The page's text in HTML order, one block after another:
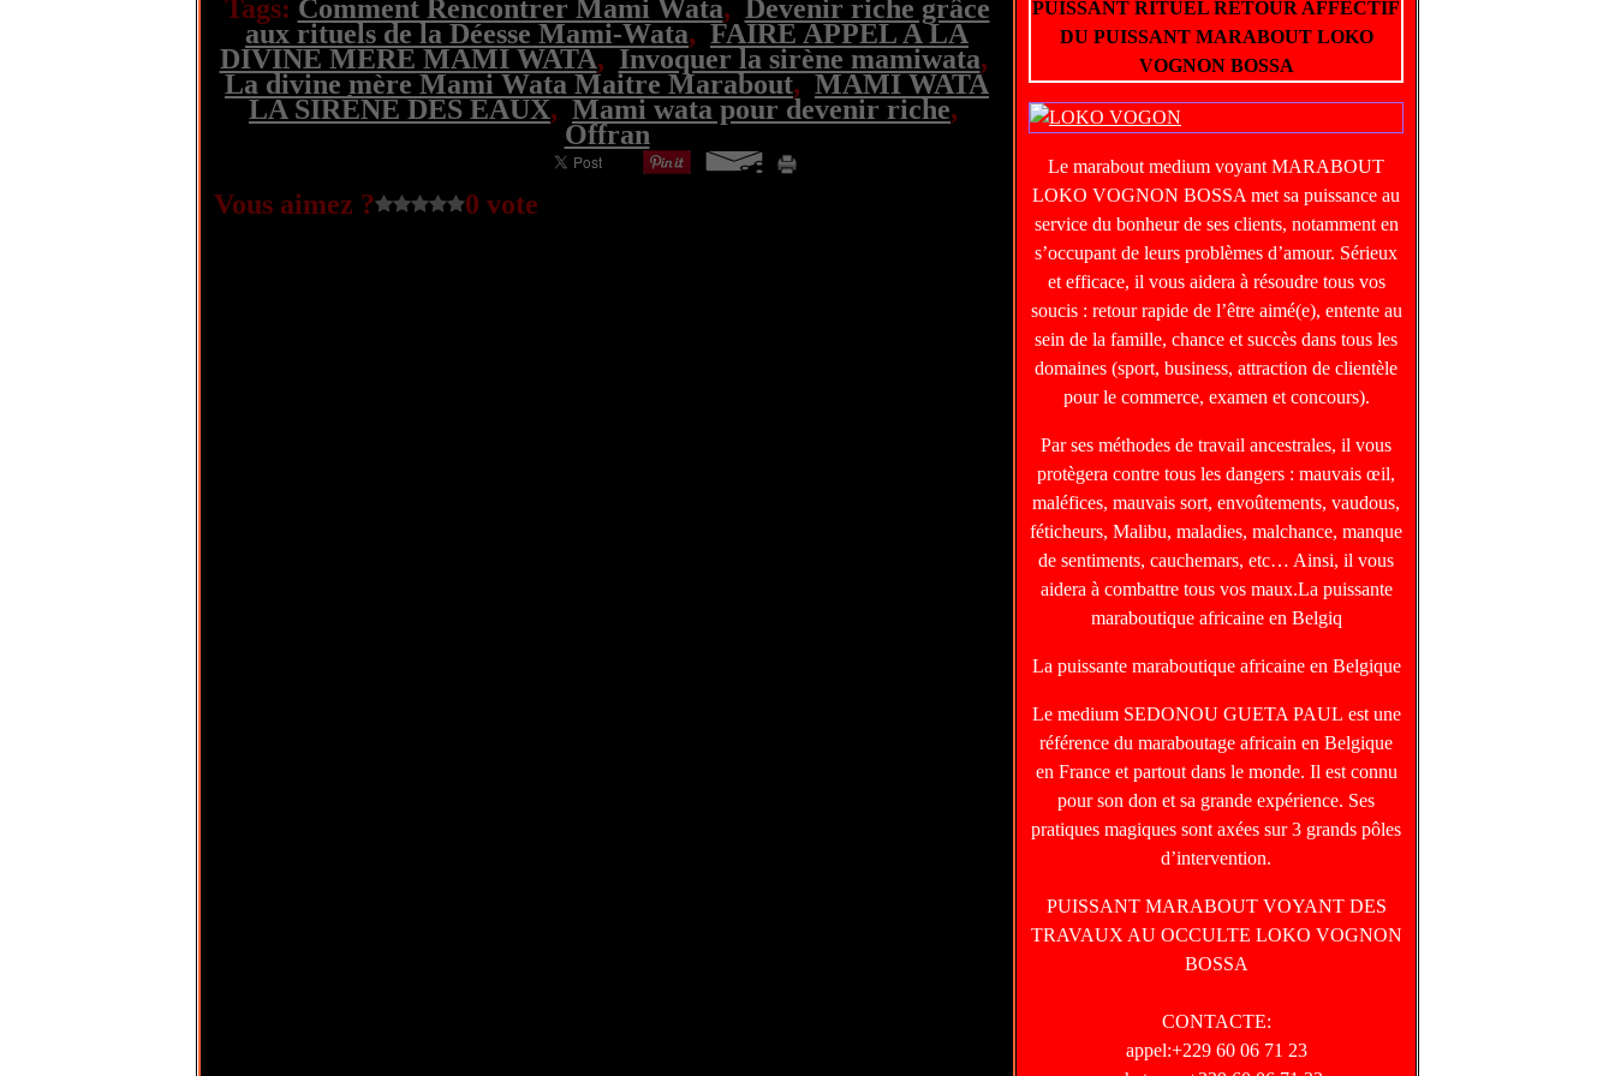
Tags: Comment Rencontrer Mami Wata,
Devenir riche grâce
aux rituels de la Déesse Mami-Wata,FAIRE APPEL A LA
DIVINE MERE MAMI WATA,Invoquer la sirène mamiwata,
La divine mère Mami Wata Maitre Marabout,MAMI WATA
LA SIRÈNE DES EAUX,Mami wata pour devenir riche,
Offran
Vous aimez ? 0 vote
PUISSANT RITUEL RETOUR AFFECTIF
DU PUISSANT MARABOUT LOKO
VOGNON BOSSA
Le marabout medium voyant MARABOUT
LOKO VOGNON BOSSA met sa puissance au
service du bonheur de ses clients, notamment en
s’occupant de leurs problèmes d’amour. Sérieux
et efficace, il vous aidera à résoudre tous vos
soucis : retour rapide de l’être aimé(e), entente au
sein de la famille, chance et succès dans tous les
domaines (sport, business, attraction de clientèle
pour le commerce, examen et concours).
Par ses méthodes de travail ancestrales, il vous
protègera contre tous les dangers : mauvais œil,
maléfices, mauvais sort, envoûtements, vaudous,
féticheurs, Malibu, maladies, malchance, manque
de sentiments, cauchemars, etc… Ainsi, il vous
aidera à combattre tous vos maux.La puissante
maraboutique africaine en Belgiq
La puissante maraboutique africaine en Belgique
Le medium SEDONOU GUETA PAUL est une
référence du maraboutage africain en Belgique
en France et partout dans le monde. Il est connu
pour son don et sa grande expérience. Ses
pratiques magiques sont axées sur 3 grands pôles
d’intervention.
PUISSANT MARABOUT VOYANT DES
TRAVAUX AU OCCULTE LOKO VOGNON
BOSSA
CONTACTE:
appel:+229 60 06 71 23